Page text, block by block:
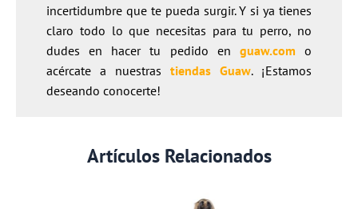
incertidumbre que te pueda surgir. Y si ya tienes
claro todo lo que necesitas para tu perro, no
dudes en hacer tu pedido en guaw.com o
acércate a nuestras tiendas Guaw. ¡Estamos
deseando conocerte!
Artículos Relacionados